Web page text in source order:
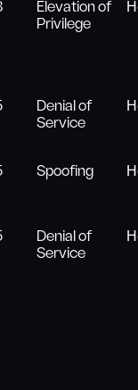
Elevation of
Privilege
Denial of
Service
Spoofing
Denial of
Service